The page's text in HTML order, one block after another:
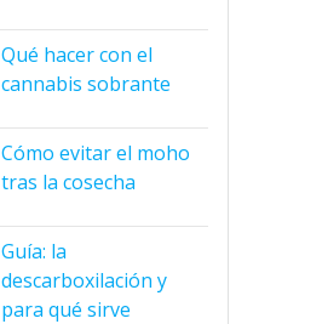
Qué hacer con el
cannabis sobrante
Cómo evitar el moho
tras la cosecha
Guía: la
descarboxilación y
para qué sirve